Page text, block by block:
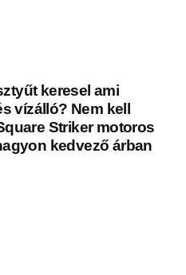
keresel ami
vízálló? Nem kell
Striker motoros
kedvező árban